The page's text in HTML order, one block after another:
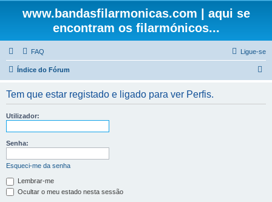
www.bandasfilarmonicas.com | aqui se
encontram os filarmónicos...
FAQ Ligue-se
Índice do Fórum
Tem que estar registado e ligado para ver Perfis.
Utilizador:
Senha:
Esqueci-me da senha
Lembrar-me
Ocultar o meu estado nesta sessão